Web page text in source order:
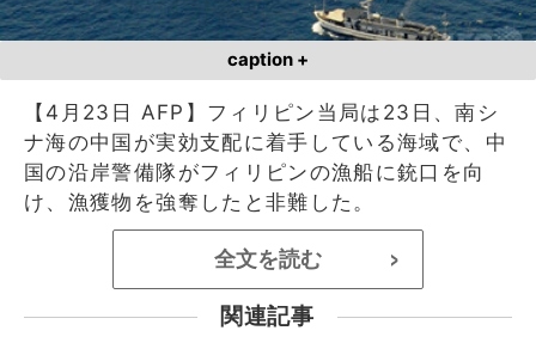
caption +
【4月23日 AFP】フィリピン当局は23日、南シ
ナ海の中国が実効支配に着手している海域で、中
国の沿岸警備隊がフィリピンの漁船に銃口を向
け、漁獲物を強奪したと非難した。
全文を読む >
関連記事